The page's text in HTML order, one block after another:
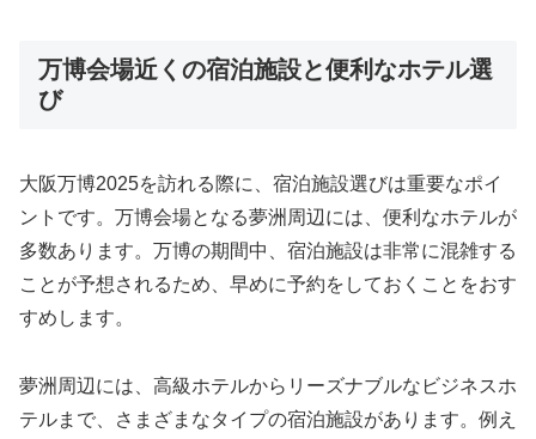
万博会場近くの宿泊施設と便利なホテル選
び
大阪万博2025を訪れる際に、宿泊施設選びは重要なポイ
ントです。万博会場となる夢洲周辺には、便利なホテルが
多数あります。万博の期間中、宿泊施設は非常に混雑する
ことが予想されるため、早めに予約をしておくことをおす
すめします。
夢洲周辺には、高級ホテルからリーズナブルなビジネスホ
テルまで、さまざまなタイプの宿泊施設があります。例え